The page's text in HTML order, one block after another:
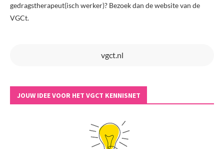
gedragstherapeut(isch werker)? Bezoek dan de website van de
VGCt.
vgct.nl
JOUW IDEE VOOR HET VGCT KENNISNET